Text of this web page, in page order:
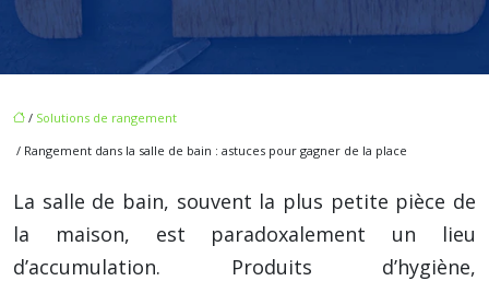
/ Solutions de rangement
/ Rangement dans la salle de bain : astuces pour gagner de la place
La salle de bain, souvent la plus petite pièce de
la maison, est paradoxalement un lieu
d’accumulation. Produits d’hygiène,